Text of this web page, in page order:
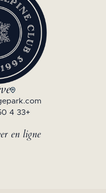
+33 4 50 93 09 77
en ligne